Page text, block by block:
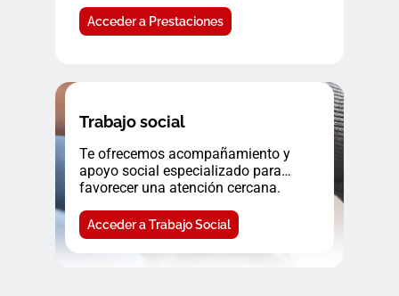
Acceder a Prestaciones
Trabajo social
Te ofrecemos acompañamiento y
apoyo social especializado para
favorecer una atención cercana.
Acceder a Trabajo Social